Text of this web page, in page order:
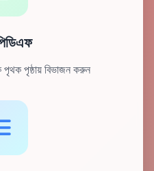
পৃষ্ঠায় বিভাজন করুন